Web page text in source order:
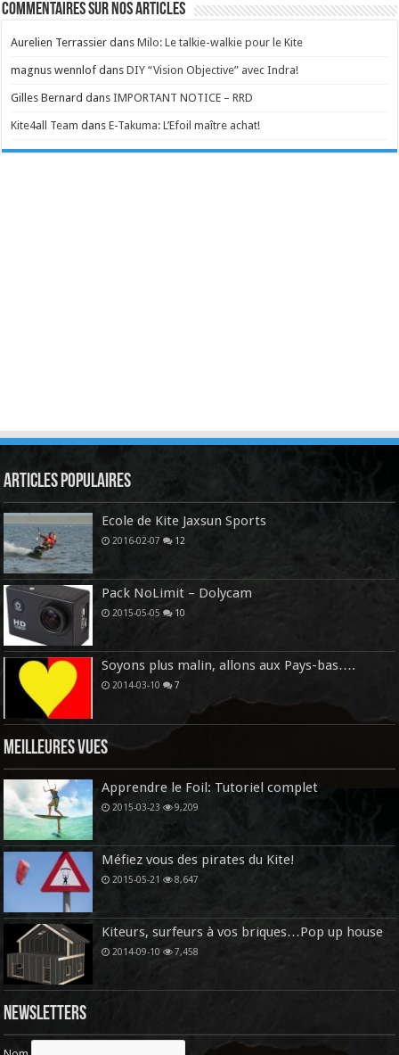
Commentaires sur nos articles
Aurelien Terrassier dansMilo: Le talkie-walkie pour le Kite
magnus wennlof dansDIY “Vision Objective” avec Indra!
Gilles Bernard dansIMPORTANT NOTICE – RRD
Kite4all Team dansE-Takuma: L’Efoil maître achat!
Articles Populaires
Ecole de Kite Jaxsun Sports
2016-02-07 12
Pack NoLimit – Dolycam
2015-05-05 10
Soyons plus malin, allons aux Pays-bas….
2014-03-10 7
Meilleures vues
Apprendre le Foil: Tutoriel complet
2015-03-23 9,209
Méfiez vous des pirates du Kite!
2015-05-21 8,647
Kiteurs, surfeurs à vos briques…Pop up house
2014-09-10 7,458
Newsletters